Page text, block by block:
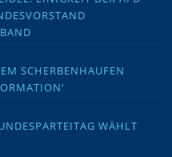
SCHERBENHAUFEN
WÄHLT